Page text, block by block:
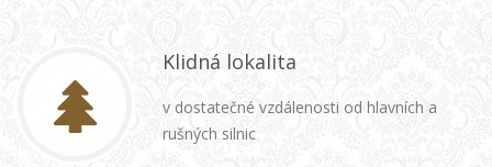
Klidná lokalita
v dostatečné vzdálenosti od hlavních a
rušných silnic